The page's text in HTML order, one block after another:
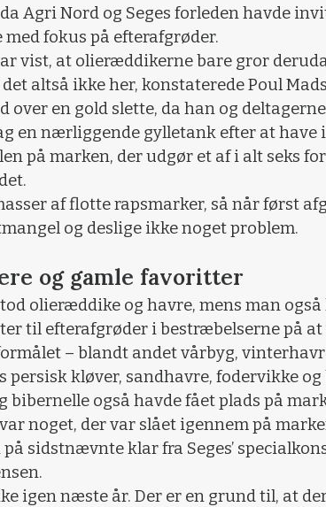
Agri Nord og Seges forleden havde
fokus på efterafgrøder.
vist, at olieræddikerne bare gror
altså ikke her, konstaterede Poul
over en gold slette, da han og
en nærliggende gylletank efter at have
på marken, der udgør et af i alt seks
af flotte rapsmarker, så når først
og deslige ikke noget problem.
og gamle favoritter
olieræddike og havre, mens man
til efterafgrøder i bestræbelserne på at
– blandt andet vårbyg,
persisk kløver, sandhavre, fodervikke og
bibernelle også havde fået plads på
noget, der var slået igennem på
sidstnævnte klar fra Seges’
igen næste år. Der er en grund til, at